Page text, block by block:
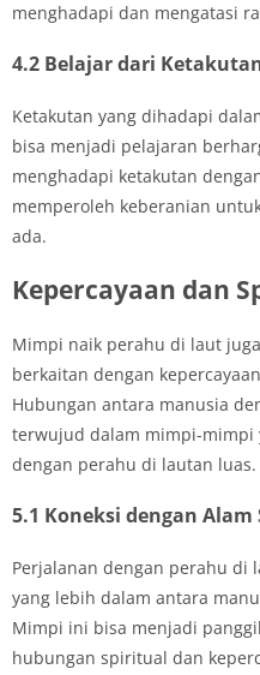
menghadapi dan mengatasi
4.2 Belajar dari
Ketakutan yang dihadapi
bisa menjadi pelajaran
menghadapi ketakutan
memperoleh keberanian
ada.
Kepercayaan dan
Mimpi naik perahu di laut
berkaitan dengan
Hubungan antara manusia
terwujud dalam mimpi-mimpi
dengan perahu di lautan luas.
5.1 Koneksi dengan Alam
Perjalanan dengan perahu di
yang lebih dalam antara
Mimpi ini bisa menjadi
hubungan spiritual dan